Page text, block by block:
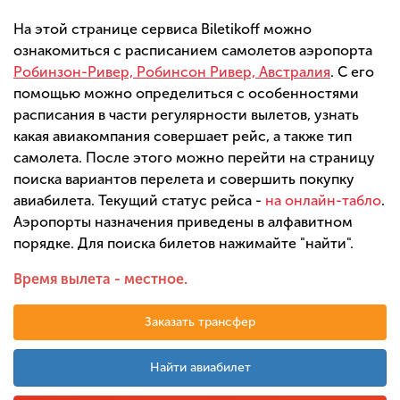
На этой странице сервиса Biletikoff можно
ознакомиться с расписанием самолетов аэропорта
Робинзон-Ривер, Робинсон Ривер, Австралия. С его
помощью можно определиться с особенностями
расписания в части регулярности вылетов, узнать
какая авиакомпания совершает рейс, а также тип
самолета. После этого можно перейти на страницу
поиска вариантов перелета и совершить покупку
авиабилета. Текущий статус рейса - на онлайн-табло.
Аэропорты назначения приведены в алфавитном
порядке. Для поиска билетов нажимайте "найти".
Время вылета - местное.
Заказать трансфер
Найти авиабилет